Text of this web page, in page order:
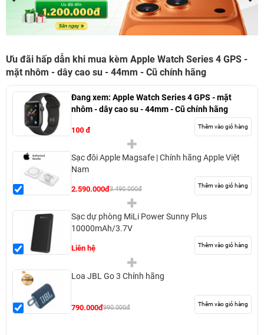
Ưu đãi hấp dẫn khi mua kèm Apple Watch Series 4 GPS -
mặt nhôm - dây cao su - 44mm - Cũ chính hãng
Đang xem: Apple Watch Series 4 GPS - mặt
nhôm - dây cao su - 44mm - Cũ chính hãng
100 đ Thêm vào giỏ hàng
Sạc đôi Apple Magsafe | Chính hãng Apple Việt
Nam
2.590.000đ3.490.000đ Thêm vào giỏ hàng
Sạc dự phòng MiLi Power Sunny Plus
10000mAh/3.7V
Liên hệ Thêm vào giỏ hàng
Loa JBL Go 3 Chính hãng
790.000đ990.000đ Thêm vào giỏ hàng